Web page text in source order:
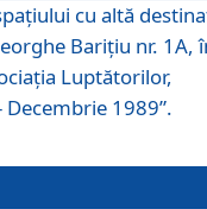
cu altă
Bariţiu nr. 1A,
Luptătorilor,
1989”.